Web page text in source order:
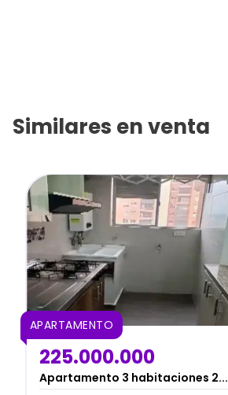
Similares enventa
APARTAMENTO
225.000.000
Apartamento 3 habitaciones 2...